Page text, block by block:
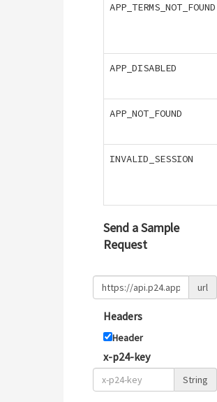
APP_TERMS_NOT_FOUND
APP_DISABLED
APP_NOT_FOUND
INVALID_SESSION
Send a Sample
Request
url
Headers
Header
x-p24-key
String